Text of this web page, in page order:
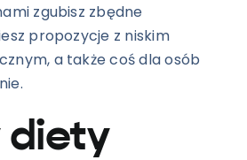
zgubisz zbędne
propozycje z niskim
a także coś dla osób
diety